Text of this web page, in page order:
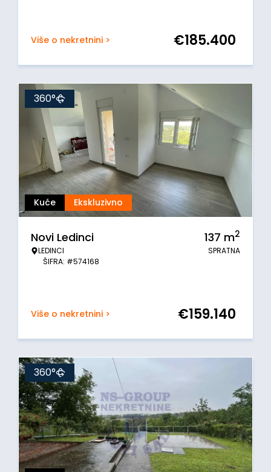
Više o nekretnini > €185.400
Kuće Ekskluzivno
360°
Novi Ledinci
LEDINCI
ŠIFRA: #574168
137 m2
SPRATNA
Više o nekretnini > €159.140
360°